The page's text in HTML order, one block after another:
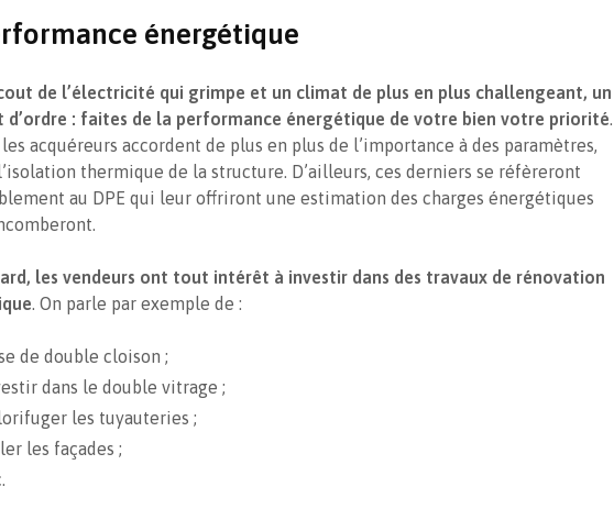
énergétique
de l’électricité qui grimpe et un climat de plus en plus challengeant, un
d’ordre : faites de la performance énergétique de votre bien votre priorité.
acquéreurs accordent de plus en plus de l’importance à des paramètres,
thermique de la structure. D’ailleurs, ces derniers se réfèreront
au DPE qui leur offriront une estimation des charges énergétiques
les vendeurs ont tout intérêt à investir dans des travaux de rénovation
. On parle par exemple de :
de double cloison ;
dans le double vitrage ;
les tuyauteries ;
les façades ;